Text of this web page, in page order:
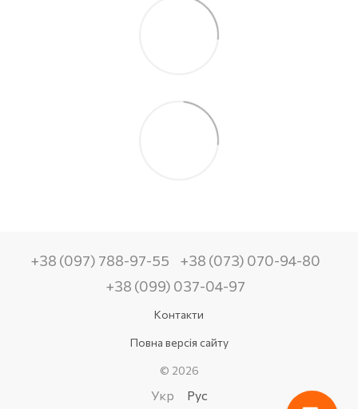
+38 (097) 788-97-55
+38 (073) 070-94-80
+38 (099) 037-04-97
Контакти
Повна версія сайту
© 2026
Укр Рус